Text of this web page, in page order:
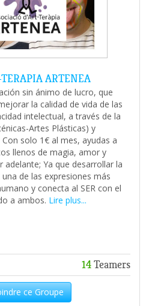
ARTENEA
sin ánimo de lucro, que
la calidad de vida de las
intelectual, a través de la
Artes Plásticas) y
solo 1€ al mes, ayudas a
llenos de magia, amor y
adelante; Ya que desarrollar la
de las expresiones más
y conecta al SER con el
a ambos. Lire plus...
14Teamers
ce Groupe